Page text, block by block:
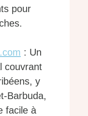
pour
: Un
couvrant
y
Barbuda,
facile à